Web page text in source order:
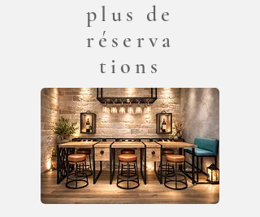
plus de
réserva
tions